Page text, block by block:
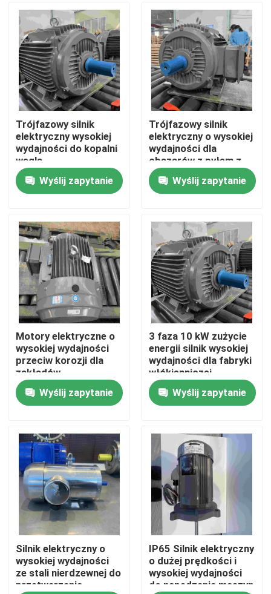
Dom
Produkty
Filmy
O nas
Wycieczka po fabryce
Kontrola jakości
Skontaktuj się z nami
Poprosić o wycenę
Silnik elektryczny o wysokiej wydajności
Jednofazowe silniki elektryczne
Trójfazowy silnik
elektryczny wysokiej
wydajności do kopalni
węgla
Wyślij zapytanie
Trójfazowy silnik
elektryczny o wysokiej
wydajności dla
obszarów z pyłem z
GOST
Wyślij zapytanie
Motory elektryczne o
wysokiej wydajności
przeciw korozji dla
zakładów
chemicznych
Wyślij zapytanie
3 faza 10 kW zużycie
energii silnik wysokiej
wydajności dla fabryki
włókienniczej
Wyślij zapytanie
Silnik elektryczny o
wysokiej wydajności
ze stali nierdzewnej do
przetwarzania
IP65 Silnik elektryczny
o dużej prędkości i
wysokiej wydajności
do napędzania maszyn